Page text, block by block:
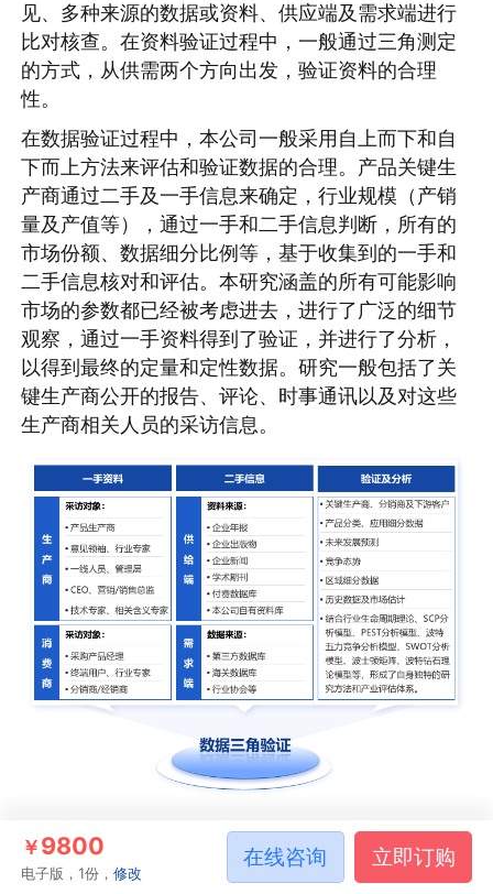
见、多种来源的数据或资料、供应端及需求端进行
比对核查。在资料验证过程中，一般通过三角测定
的方式，从供需两个方向出发，验证资料的合理
性。
在数据验证过程中，本公司一般采用自上而下和自
下而上方法来评估和验证数据的合理。产品关键生
产商通过二手及一手信息来确定，行业规模（产销
量及产值等），通过一手和二手信息判断，所有的
市场份额、数据细分比例等，基于收集到的一手和
二手信息核对和评估。本研究涵盖的所有可能影响
市场的参数都已经被考虑进去，进行了广泛的细节
观察，通过一手资料得到了验证，并进行了分析，
以得到最终的定量和定性数据。研究一般包括了关
键生产商公开的报告、评论、时事通讯以及对这些
生产商相关人员的采访信息。
售后保障
￥9800
电子版，1份，修改
在线咨询 立即订购